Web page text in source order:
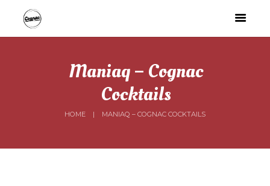
Maniaq – Cognac
Cocktails
HOME MANIAQ – COGNAC COCKTAILS